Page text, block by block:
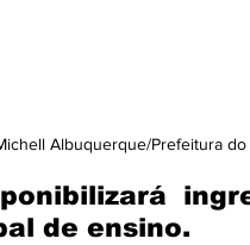
Albuquerque/Prefeitura do
de ensino.